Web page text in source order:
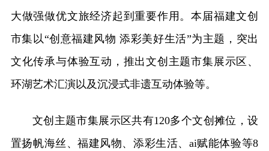
大做强做优文旅经济起到重要作用。本届福建文创
市集以“创意福建风物 添彩美好生活”为主题，突出
文化传承与体验互动，推出文创主题市集展示区、
环湖艺术汇演以及沉浸式非遗互动体验等。
文创主题市集展示区共有120多个文创摊位，设
置扬帆海丝、福建风物、添彩生活、ai赋能体验等8